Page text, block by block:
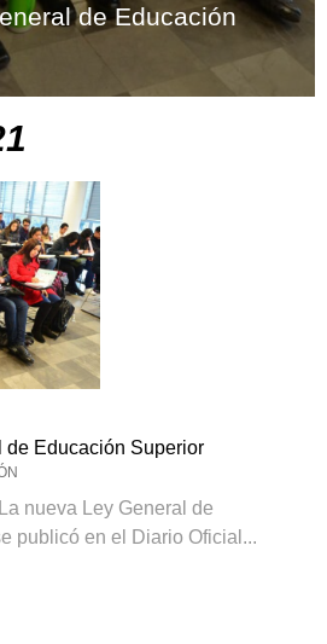
de Educación
de Educación Superior
nueva Ley General de
publicó en el Diario Oficial...